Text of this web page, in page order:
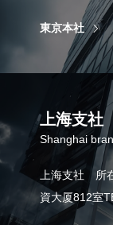
東京本社
上海支社
Shanghai
上海支社 所
資大厦812室